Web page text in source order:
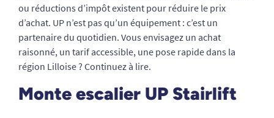
ou réductions d’impôt existent pour réduire le prix
d’achat. UP n’est pas qu’un équipement : c’est un
partenaire du quotidien. Vous envisagez un achat
raisonné, un tarif accessible, une pose rapide dans la
région Lilloise ? Continuez à lire.
Monte escalier UP Stairlift